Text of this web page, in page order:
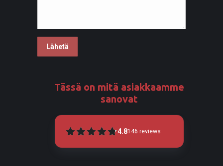
Tässä on mitä asiakkaamme
sanovat
4.8146 reviews